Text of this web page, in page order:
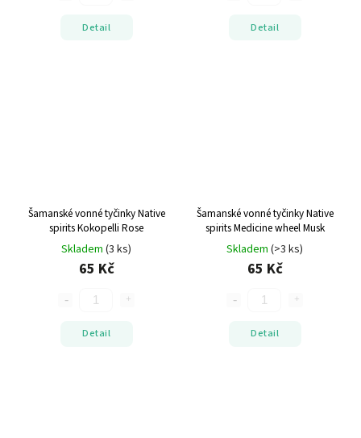
Detail Detail
Šamanské vonné tyčinky Native
spirits Kokopelli Rose
Skladem (3 ks)
65 Kč
Detail
Šamanské vonné tyčinky Native
spirits Medicine wheel Musk
Skladem (>3 ks)
65 Kč
Detail